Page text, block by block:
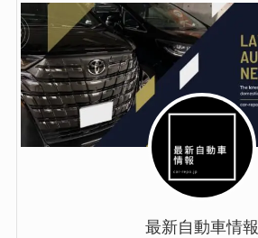
最新自動車情報